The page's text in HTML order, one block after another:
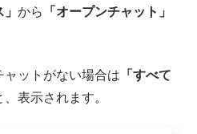
から
「オープンチャット」
ットがない場合は 「すべて
表示されます。